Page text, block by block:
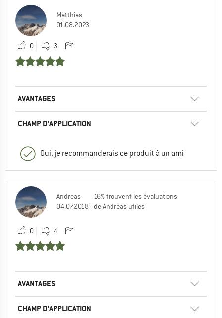
Matthias
01.08.2023
0 3
AVANTAGES
CHAMP D'APPLICATION
Oui, je recommanderais ce produit à un ami
Andreas
04.07.2018
16% trouvent les évaluations
de Andreas utiles
0 4
AVANTAGES
CHAMP D'APPLICATION